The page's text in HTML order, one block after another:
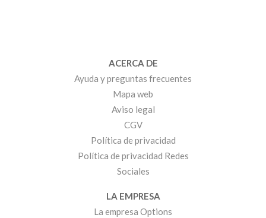
ACERCA DE
Ayuda y preguntas frecuentes
Mapa web
Aviso legal
CGV
Política de privacidad
Política de privacidad Redes
Sociales
LA EMPRESA
La empresa Options